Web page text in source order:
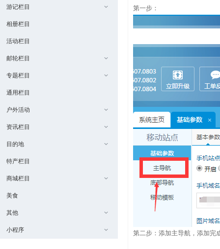
游记栏目
相册栏目
活动栏目
邮轮栏目
专题栏目
通用栏目
户外活动
资讯栏目
目的地
特产栏目
商城栏目
美食
其他
小程序
第一步：
第二步：添加主导航，添加完